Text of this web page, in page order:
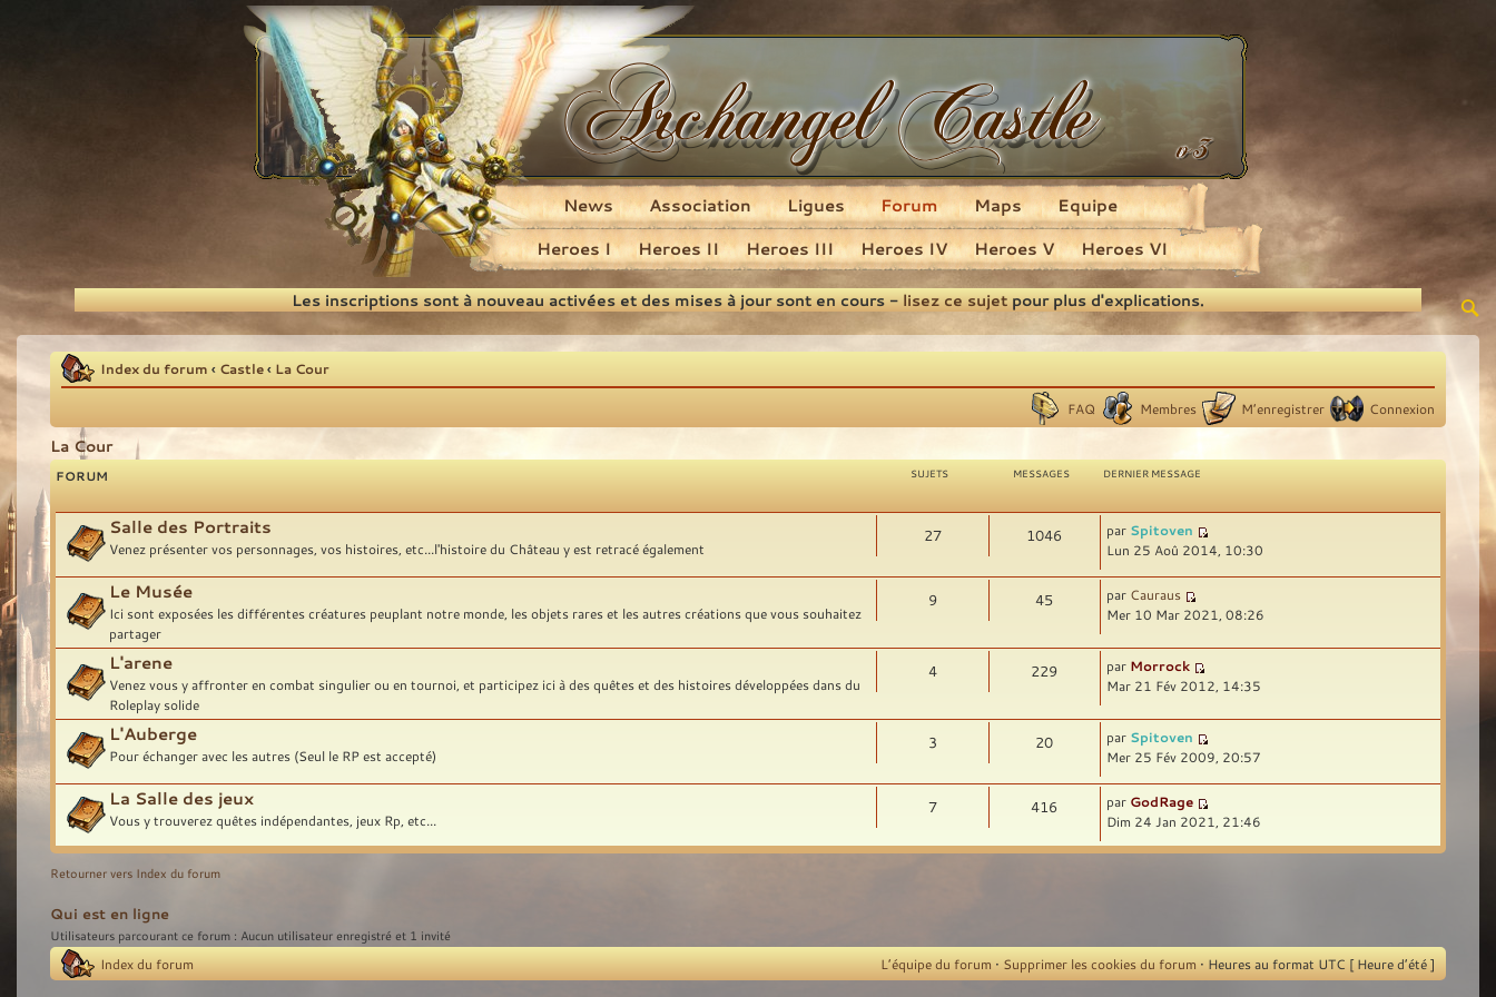
Recherche
Heroes I Heroes II Heroes III Heroes IV Heroes V Heroes VI
News Association Ligues Forum Maps Equipe
Les inscriptions sont à nouveau activées et des mises à jour sont en cours -lisez ce sujetpour plus d'explications.
Index du forum ‹ Castle‹ La Cour
FAQ Membres M’enregistrer Connexion
La Cour
FORUM SUJETS MESSAGES DERNIER MESSAGE
Salle des Portraits
Venez présenter vos personnages, vos histoires, etc...l'histoire du Château y est retracé également
27 1046 par Spitoven
Lun 25 Aoû 2014, 10:30
Le Musée
Ici sont exposées les différentes créatures peuplant notre monde, les objets rares et les autres créations que vous souhaitez
partager
9 45 par Cauraus
Mer 10 Mar 2021, 08:26
L'arene
Venez vous y affronter en combat singulier ou en tournoi, et participez ici à des quêtes et des histoires développées dans du
Roleplay solide
4 229 par Morrock
Mar 21 Fév 2012, 14:35
L'Auberge
Pour échanger avec les autres (Seul le RP est accepté)
3 20 par Spitoven
Mer 25 Fév 2009, 20:57
La Salle des jeux
Vous y trouverez quêtes indépendantes, jeux Rp, etc...
7 416 par GodRage
Dim 24 Jan 2021, 21:46
Retourner vers Index du forum
Qui est en ligne
Utilisateurs parcourant ce forum : Aucun utilisateur enregistré et 1 invité
Index du forum L’équipe du forum • Supprimer les cookies du forum • Heures au format UTC [ Heure d’été ]